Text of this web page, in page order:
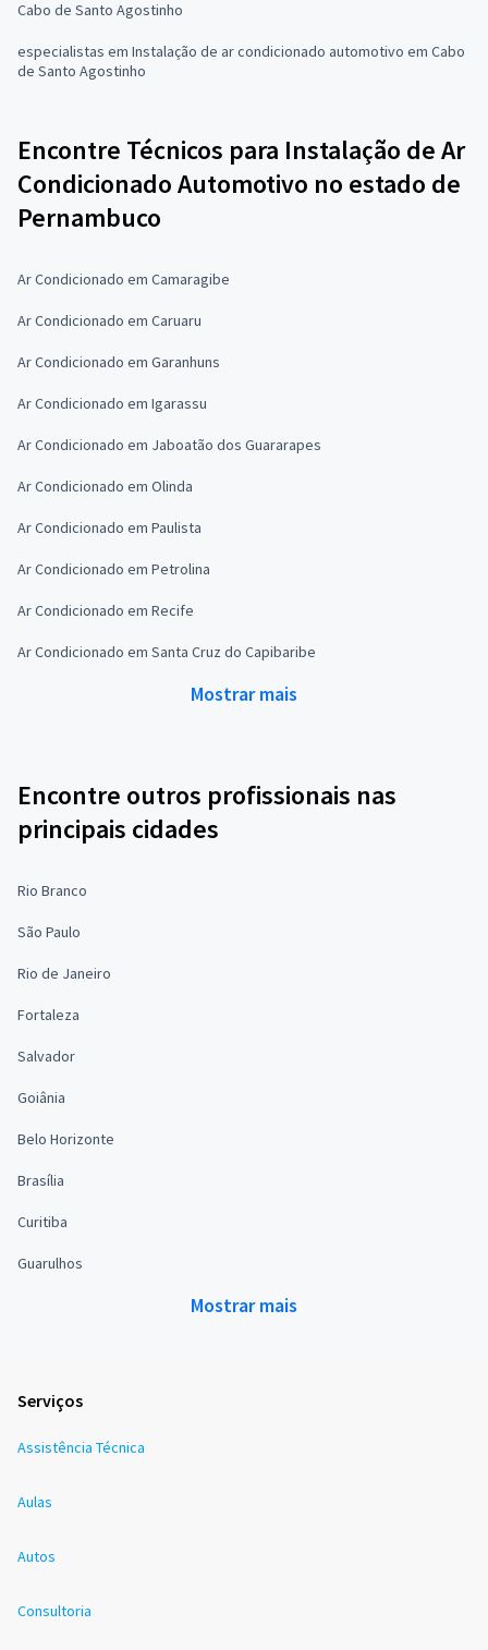
Cabo de Santo Agostinho
especialistas em Instalação de ar condicionado automotivo em Cabo
de Santo Agostinho
Encontre Técnicos para Instalação de Ar
Condicionado Automotivo no estado de
Pernambuco
Ar Condicionado em Camaragibe
Ar Condicionado em Caruaru
Ar Condicionado em Garanhuns
Ar Condicionado em Igarassu
Ar Condicionado em Jaboatão dos Guararapes
Ar Condicionado em Olinda
Ar Condicionado em Paulista
Ar Condicionado em Petrolina
Ar Condicionado em Recife
Ar Condicionado em Santa Cruz do Capibaribe
Mostrar mais
Encontre outros profissionais nas
principais cidades
Rio Branco
São Paulo
Rio de Janeiro
Fortaleza
Salvador
Goiânia
Belo Horizonte
Brasília
Curitiba
Guarulhos
Mostrar mais
Serviços
Assistência Técnica
Aulas
Autos
Consultoria